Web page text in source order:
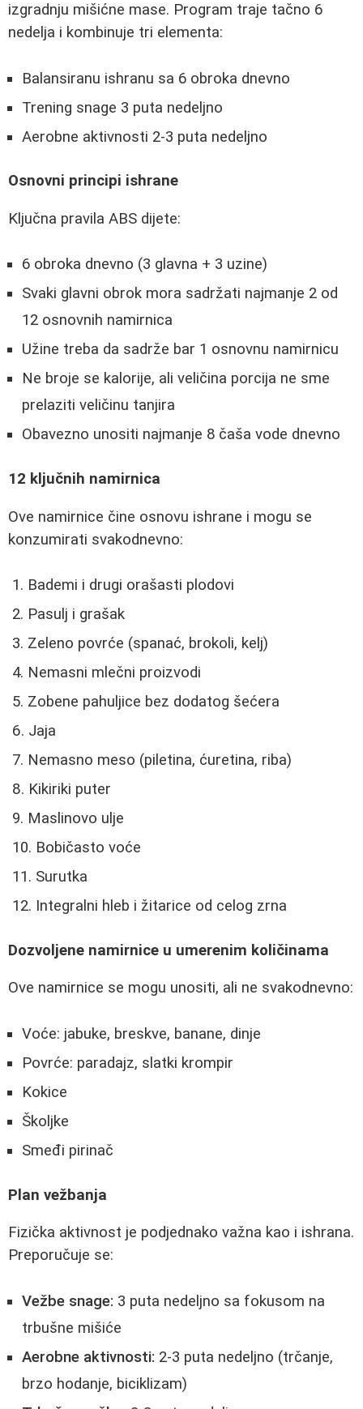
izgradnju mišićne mase. Program traje tačno 6
nedelja i kombinuje tri elementa:
Balansiranu ishranu sa 6 obroka dnevno
Trening snage 3 puta nedeljno
Aerobne aktivnosti 2-3 puta nedeljno
Osnovni principi ishrane
Ključna pravila ABS dijete:
6 obroka dnevno (3 glavna + 3 uzine)
Svaki glavni obrok mora sadržati najmanje 2 od
12 osnovnih namirnica
Užine treba da sadrže bar 1 osnovnu namirnicu
Ne broje se kalorije, ali veličina porcija ne sme
prelaziti veličinu tanjira
Obavezno unositi najmanje 8 čaša vode dnevno
12 ključnih namirnica
Ove namirnice čine osnovu ishrane i mogu se
konzumirati svakodnevno:
Bademi i drugi orašasti plodovi
Pasulj i grašak
Zeleno povrće (spanać, brokoli, kelj)
Nemasni mlečni proizvodi
Zobene pahuljice bez dodatog šećera
Jaja
Nemasno meso (piletina, ćuretina, riba)
Kikiriki puter
Maslinovo ulje
Bobičasto voće
Surutka
Integralni hleb i žitarice od celog zrna
Dozvoljene namirnice u umerenim količinama
Ove namirnice se mogu unositi, ali ne svakodnevno:
Voće: jabuke, breskve, banane, dinje
Povrće: paradajz, slatki krompir
Kokice
Školjke
Smeđi pirinač
Plan vežbanja
Fizička aktivnost je podjednako važna kao i ishrana.
Preporučuje se:
Vežbe snage: 3 puta nedeljno sa fokusom na
trbušne mišiće
Aerobne aktivnosti: 2-3 puta nedeljno (trčanje,
brzo hodanje, biciklizam)